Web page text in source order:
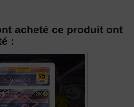
acheté ce produit ont
: